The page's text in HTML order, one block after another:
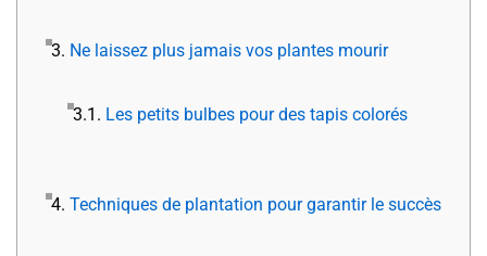
3. Ne laissez plus jamais vos plantes mourir
3.1. Les petits bulbes pour des tapis colorés
4. Techniques de plantation pour garantir le succès